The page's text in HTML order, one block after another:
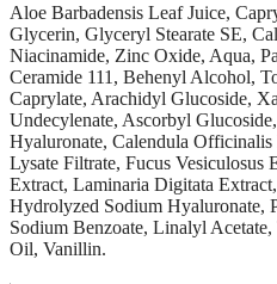
Aloe Barbadensis Leaf Juice,
Glycerin, Glyceryl Stearate SE,
Niacinamide, Zinc Oxide, Aqua,
Ceramide 111, Behenyl Alcohol,
Caprylate, Arachidyl Glucoside,
Undecylenate, Ascorbyl
Hyaluronate, Calendula
Lysate Filtrate, Fucus Vesiculosus
Extract, Laminaria Digitata
Hydrolyzed Sodium Hyaluronate,
Sodium Benzoate, Linalyl
Oil, Vanillin.